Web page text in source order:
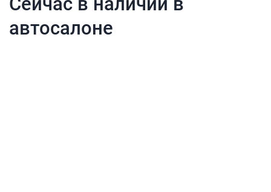
автосалоне